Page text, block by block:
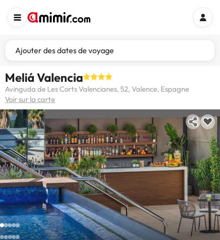
Ajouter des dates de voyage
Meliá Valencia
Avinguda de Les Corts Valencianes, 52, Valence, Espagne
Voir sur la carte